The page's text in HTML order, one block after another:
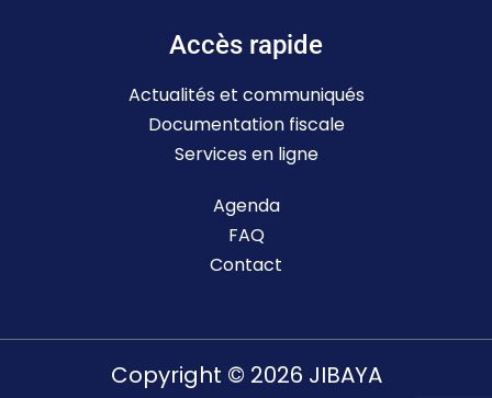
Accès rapide
Actualités et communiqués
Documentation fiscale
Services en ligne
Agenda
FAQ
Contact
Copyright © 2026 JIBAYA